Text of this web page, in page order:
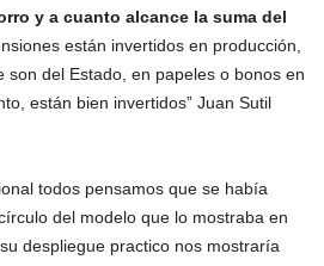
y a cuanto alcance la suma del
están invertidos en producción,
son del Estado, en papeles o bonos en
están bien invertidos” Juan Sutil
todos pensamos que se había
del modelo que lo mostraba en
despliegue practico nos mostraría